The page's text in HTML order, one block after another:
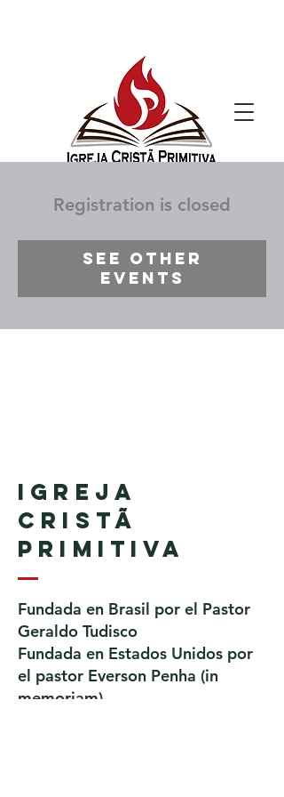
Registration is closed
See other
events
Igreja
Cristã
Primitiva
Fundada en Brasil por el Pastor
Geraldo Tudisco
Fundada en Estados Unidos por
el pastor Everson Penha ​(in
memoriam)